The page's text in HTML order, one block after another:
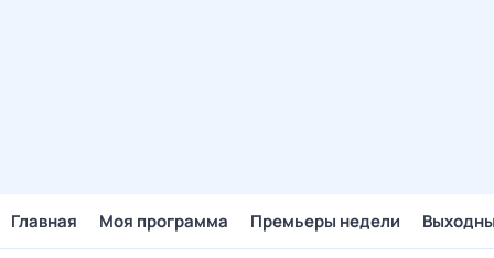
Главная Моя программа Премьеры недели